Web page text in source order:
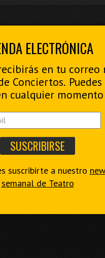
ELECTRÓNICA
en tu correo
Conciertos.
cualquier momento
suscribirte a nuestro
semanal de Teatro